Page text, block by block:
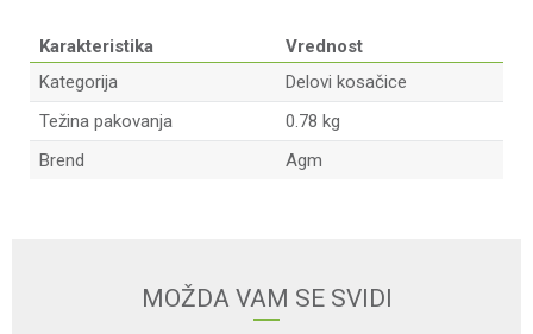
Karakteristika
Vrednost
Kategorija
Delovi kosačice
Težina pakovanja
0.78 kg
Brend
Agm
MOŽDA VAM SE SVIDI